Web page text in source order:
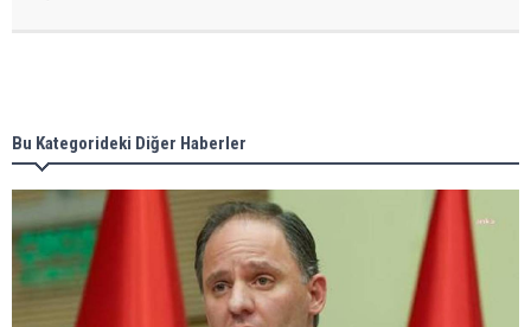
Bu Kategorideki Diğer Haberler